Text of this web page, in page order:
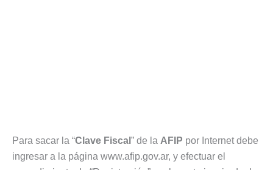
Para sacar la “Clave Fiscal ” de la AFIP por Internet debe
ingresar a la página www.afip.gov.ar, y efectuar el